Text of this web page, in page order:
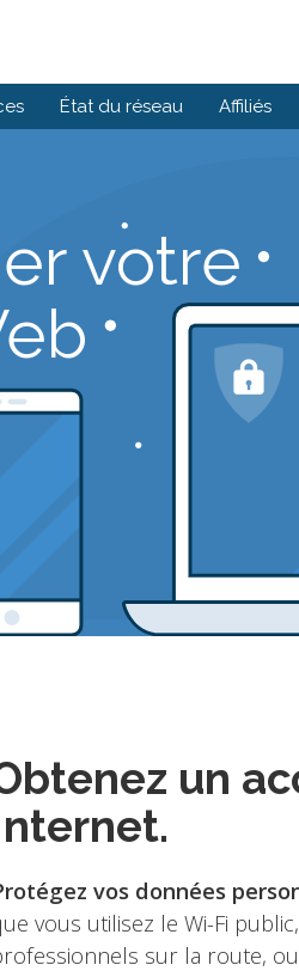
État du réseau Affiliés
votre
un
vos données
vous utilisez le Wi-Fi
sur la route,